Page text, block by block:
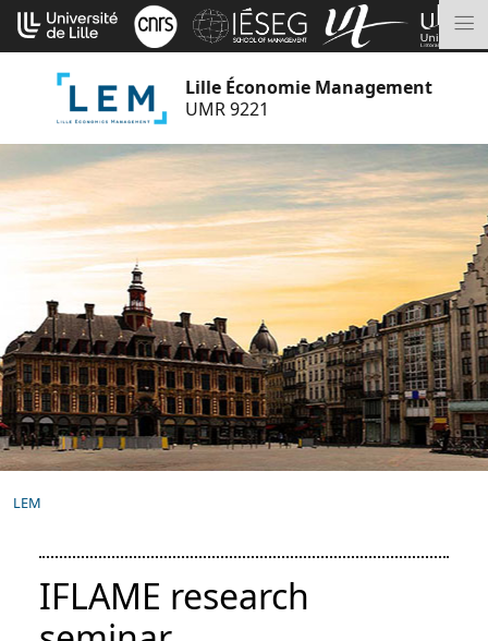
Aller
au
contenu
Lille Économie Management
UMR 9221
LEM
IFLAME research
Cookies management panel